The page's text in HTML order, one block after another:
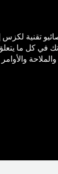
تقنية لكزس
في كل ما
والملاحة